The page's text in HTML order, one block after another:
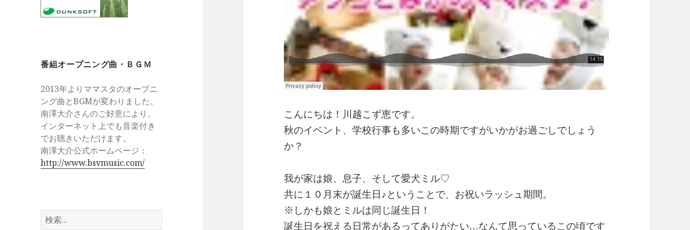
番組オープニング曲・ＢＧＭ
2013年よりママスタのオープニ
ング曲とBGMが変わりました。
南澤大介さんのご好意により、
インターネット上でも音楽付き
でお聴きいただけます。
南澤大介公式ホームページ：
http://www.bsvmusic.com/
検
索:
こんにちは！川越こず恵です。
秋のイベント、学校行事も多いこの時期ですがいかがお過ごしでしょう
か？
我が家は娘、息子、そして愛犬ミル♡
共に１０月末が誕生日♪ということで、お祝いラッシュ期間。
※しかも娘とミルは同じ誕生日！
誕生日を祝える日常があるってありがたい…なんて思っているこの頃です